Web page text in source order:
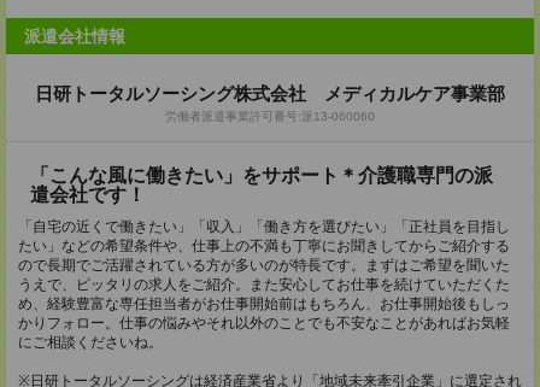
派遣会社情報
日研トータルソーシング株式会社 メディカルケア事業部
労働者派遣事業許可番号:派13-060060
「こんな風に働きたい」をサポート＊介護職専門の派
遣会社です！
「自宅の近くで働きたい」「収入」「働き方を選びたい」「正社員を目指し
たい」などの希望条件や、仕事上の不満も丁寧にお聞きしてからご紹介する
ので長期でご活躍されている方が多いのが特長です。まずはご希望を聞いた
うえで、ピッタリの求人をご紹介。また安心してお仕事を続けていただくた
め、経験豊富な専任担当者がお仕事開始前はもちろん、お仕事開始後もしっ
かりフォロー。仕事の悩みやそれ以外のことでも不安なことがあればお気軽
にご相談くださいね。
※日研トータルソーシングは経済産業省より「地域未来牽引企業」に選定され